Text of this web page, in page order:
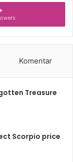
Komentar
Treasure
Scorpio price